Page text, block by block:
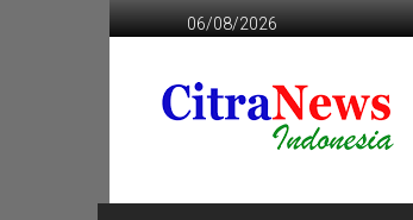
ke
06/08/2026
CITRANEWS
INDONESIA